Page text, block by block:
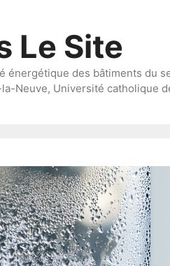
Le Site
énergétique des bâtiments du
Neuve, Université catholique